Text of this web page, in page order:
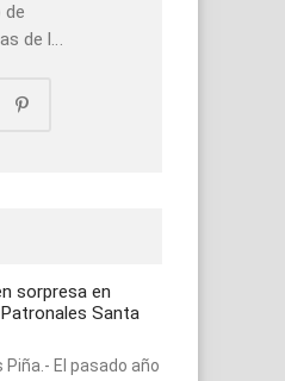
de
de l…
sorpresa en
Santa
Piña.- El pasado año